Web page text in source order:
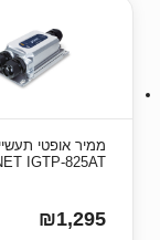
ממיר אופטי
IGTP-825AT
₪1,295